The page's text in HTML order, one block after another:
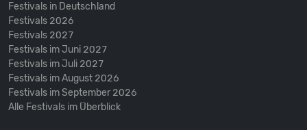
Festivals in Deutschland
Festivals 2026
Festivals 2027
Festivals im Juni 2027
Festivals im Juli 2027
Festivals im August 2026
Festivals im September 2026
Alle Festivals im Überblick